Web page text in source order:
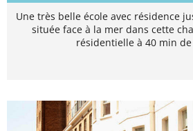
Une très belle école avec résidence
située face à la mer dans cette
résidentielle à 40 min